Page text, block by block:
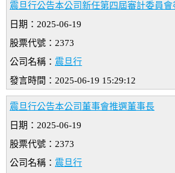
震旦行公告本公司新任第四屆審計委員會
日期：2025-06-19
股票代號：2373
公司名稱： 震旦行
發言時間：2025-06-19 15:29:12
震旦行公告本公司董事會推選董事長
日期：2025-06-19
股票代號：2373
公司名稱： 震旦行